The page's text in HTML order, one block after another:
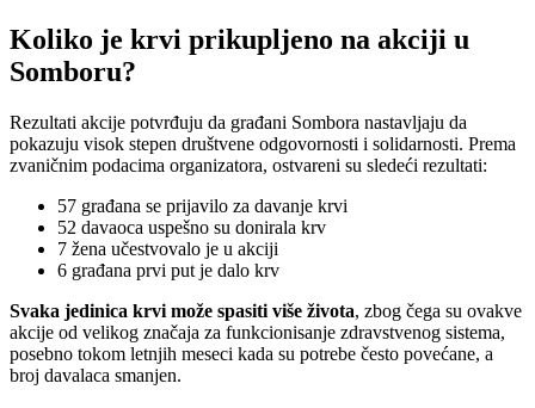
Koliko je krvi prikupljeno na akciji u
Somboru?
Rezultati akcije potvrđuju da građani Sombora nastavljaju da
pokazuju visok stepen društvene odgovornosti i solidarnosti. Prema
zvaničnim podacima organizatora, ostvareni su sledeći rezultati:
57 građana se prijavilo za davanje krvi
52 davaoca uspešno su donirala krv
7 žena učestvovalo je u akciji
6 građana prvi put je dalo krv
Svaka jedinica krvi može spasiti više života, zbog čega su ovakve
akcije od velikog značaja za funkcionisanje zdravstvenog sistema,
posebno tokom letnjih meseci kada su potrebe često povećane, a
broj davalaca smanjen.